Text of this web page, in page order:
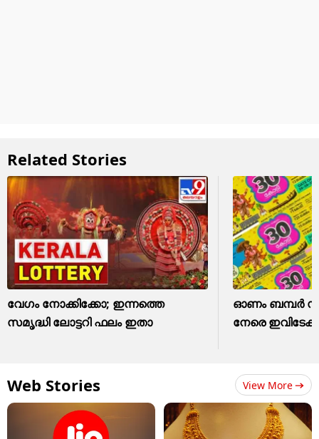
Related Stories
വേഗം നോക്കിക്കോ; ഇന്നത്തെ
സമൃദ്ധി ലോട്ടറി ഫലം ഇതാ
ഓണം ബമ്പര്‍
നേരെ ഇവിടേക്ക്
Web Stories View More